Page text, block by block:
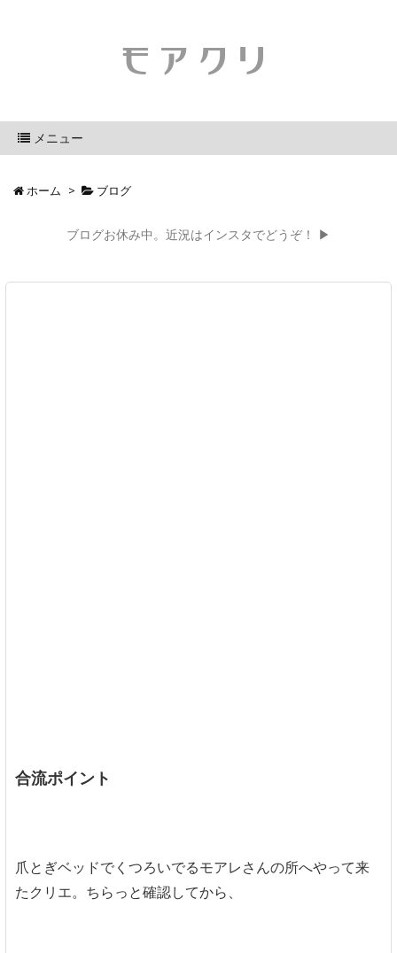
モアクリ
メニュー
ホーム > ブログ
ブログお休み中。近況はインスタでどうぞ！ ▶
合流ポイント
爪とぎベッドでくつろいでるモアレさんの所へやって来
たクリエ。ちらっと確認してから、